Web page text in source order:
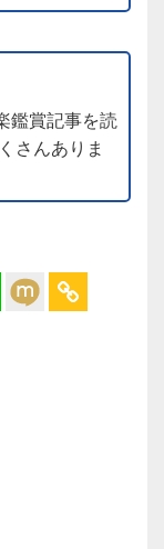
鑑賞記事を読
さんありま